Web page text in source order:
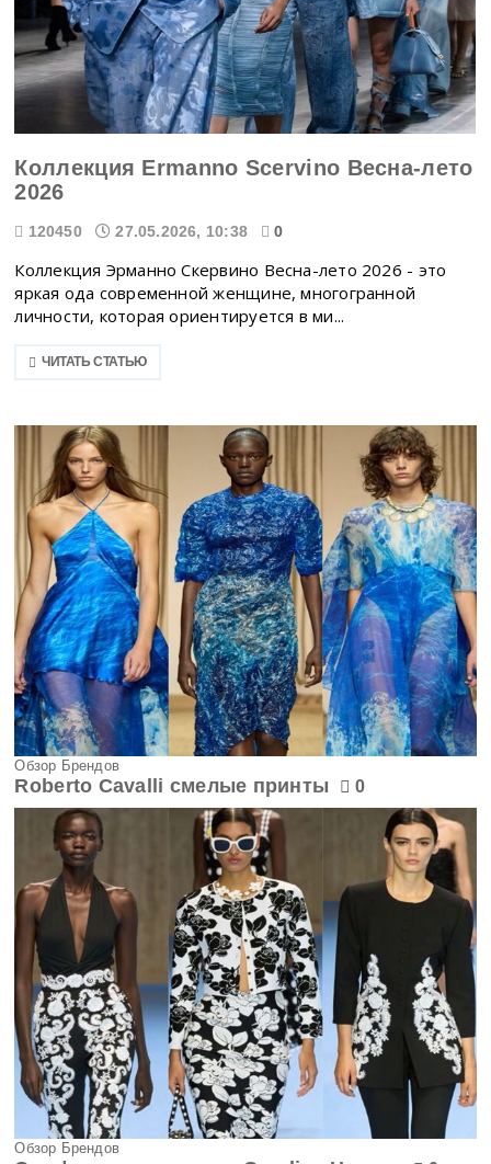
Коллекция Ermanno Scervino Весна-лето
2026
120450 27.05.2026, 10:38 0
Коллекция Эрманно Скервино Весна-лето 2026 - это
яркая ода современной женщине, многогранной
личности, которая ориентируется в ми...
ЧИТАТЬ СТАТЬЮ
Обзор Брендов
Roberto Cavalli смелые принты 0
Обзор Брендов